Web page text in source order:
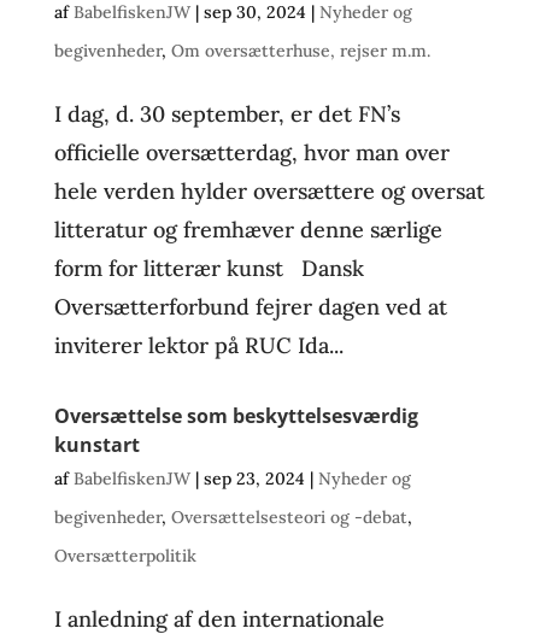
afBabelfiskenJW| sep 30, 2024 | Nyheder og
begivenheder, Om oversætterhuse, rejser m.m.
I dag, d. 30 september, er det FN’s
officielle oversætterdag, hvor man over
hele verden hylder oversættere og oversat
litteratur og fremhæver denne særlige
form for litterær kunst Dansk
Oversætterforbund fejrer dagen ved at
inviterer lektor på RUC Ida...
Oversættelse som beskyttelsesværdig
kunstart
afBabelfiskenJW| sep 23, 2024 | Nyheder og
begivenheder, Oversættelsesteori og -debat,
Oversætterpolitik
I anledning af den internationale